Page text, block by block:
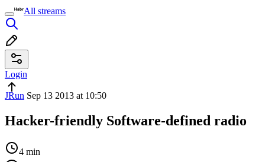
All streams
Login
JRun Sep 13 2013 at 10:50
Hacker-friendly Software-defined radio
4 min